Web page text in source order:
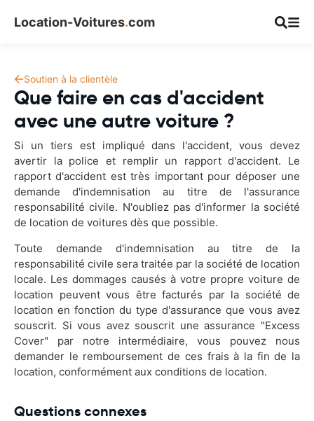
Location-Voitures.com
Soutien à la clientèle
Que faire en cas d'accident
avec une autre voiture ?
Si un tiers est impliqué dans l'accident, vous devez
avertir la police et remplir un rapport d'accident. Le
rapport d'accident est très important pour déposer une
demande d'indemnisation au titre de l'assurance
responsabilité civile. N'oubliez pas d'informer la société
de location de voitures dès que possible.
Toute demande d'indemnisation au titre de la
responsabilité civile sera traitée par la société de location
locale. Les dommages causés à votre propre voiture de
location peuvent vous être facturés par la société de
location en fonction du type d'assurance que vous avez
souscrit. Si vous avez souscrit une assurance "Excess
Cover" par notre intermédiaire, vous pouvez nous
demander le remboursement de ces frais à la fin de la
location, conformément aux conditions de location.
Questions connexes